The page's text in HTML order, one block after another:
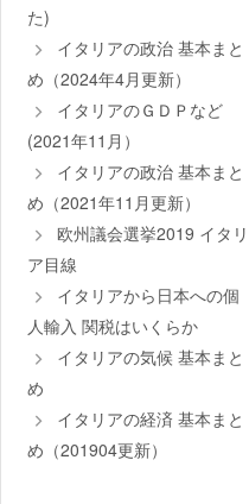
た)
イタリアの政治 基本まと
め（2024年4月更新）
イタリアのＧＤＰなど
(2021年11月）
イタリアの政治 基本まと
め（2021年11月更新）
欧州議会選挙2019 イタリ
ア目線
イタリアから日本への個
人輸入 関税はいくらか
イタリアの気候 基本まと
め
イタリアの経済 基本まと
め（201904更新）